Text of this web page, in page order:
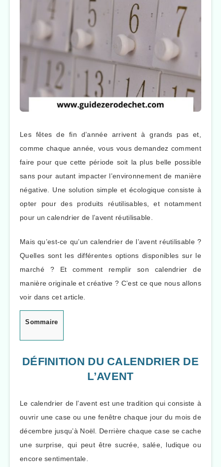
Les fêtes de fin d’année arrivent à grands pas et,
comme chaque année, vous vous demandez comment
faire pour que cette période soit la plus belle possible
sans pour autant impacter l’environnement de manière
négative. Une solution simple et écologique consiste à
opter pour des produits réutilisables, et notamment
pour un calendrier de l’avent réutilisable.
Mais qu’est-ce qu’un calendrier de l’avent réutilisable ?
Quelles sont les différentes options disponibles sur le
marché ? Et comment remplir son calendrier de
manière originale et créative ? C’est ce que nous allons
voir dans cet article.
Sommaire
DÉFINITION DU CALENDRIER DE
L’AVENT
Le calendrier de l’avent est une tradition qui consiste à
ouvrir une case ou une fenêtre chaque jour du mois de
décembre jusqu’à Noël. Derrière chaque case se cache
une surprise, qui peut être sucrée, salée, ludique ou
encore sentimentale.